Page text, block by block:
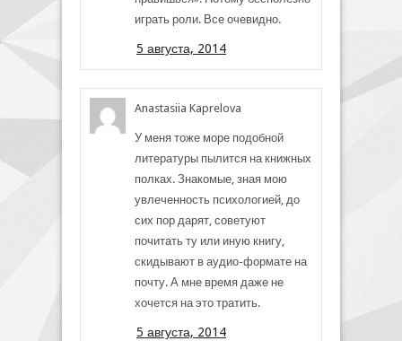
играть роли. Все очевидно.
5 августа, 2014
Anastasiia Kaprelova
У меня тоже море подобной
литературы пылится на книжных
полках. Знакомые, зная мою
увлеченность психологией, до
сих пор дарят, советуют
почитать ту или иную книгу,
скидывают в аудио-формате на
почту. А мне время даже не
хочется на это тратить.
5 августа, 2014